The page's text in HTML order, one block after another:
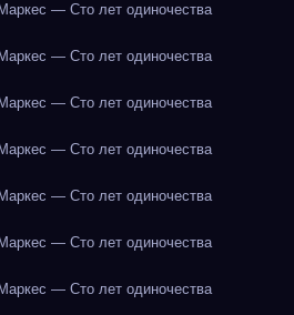
— Сто лет одиночества
— Сто лет одиночества
— Сто лет одиночества
— Сто лет одиночества
— Сто лет одиночества
— Сто лет одиночества
— Сто лет одиночества